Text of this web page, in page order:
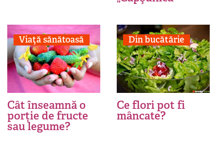
Viaţă sănătoasă
Cât înseamnă o
porție de fructe
sau legume?
Din bucătărie
Ce flori pot fi
mâncate?